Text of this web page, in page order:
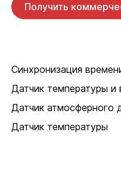
Получить
Синхронизация
Датчик температуры и
Датчик атмосферного
Датчик температуры